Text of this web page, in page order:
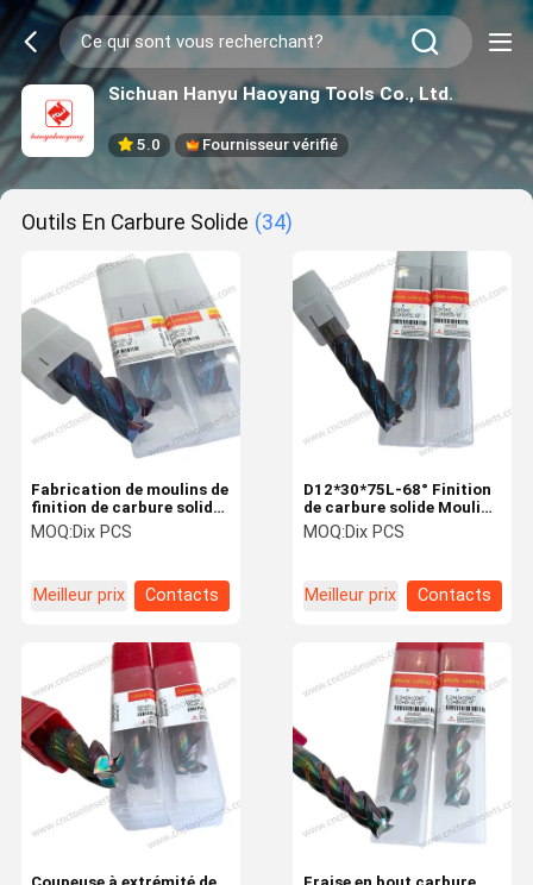
Sichuan Hanyu Haoyang Tools Co., Ltd.
5.0 Fournisseur vérifié
Outils En Carbure Solide (34)
Fabrication de moulins de
finition de carbure solide
pour l'industrie
automobile et
D20*45*100L-68°
MOQ:Dix PCS
Meilleur prix Contacts
D12*30*75L-68° Finition
de carbure solide Moulin
de finition automobile
MOQ:Dix PCS
Meilleur prix Contacts